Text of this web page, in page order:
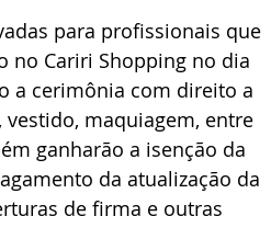
para profissionais que
no Cariri Shopping no dia
a cerimônia com direito a
maquiagem, entre
ganharão a isenção da
da atualização da
de firma e outras